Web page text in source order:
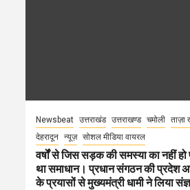
Newsbeat उत्तराखंड उत्तराखण्ड चमोली ताज़ा
देहरादून न्यूज़ सोशल मीडिया वायरल
वर्षों से जिस सड़क की समस्या का नहीं हो
था समाधान। प्रधान संगठन की प्रदेश
के प्रयासों से मुख्यमंत्री धामी ने लिया